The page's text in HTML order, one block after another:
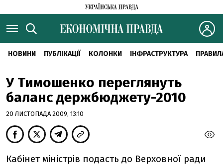
НОВИНИ ПУБЛІКАЦІЇ КОЛОНКИ ІНФРАСТРУКТУРА
У Тимошенко переглянуть
баланс держбюджету-2010
20 ЛИСТОПАДА 2009, 13:10
Кабінет міністрів подасть до Верховної ради